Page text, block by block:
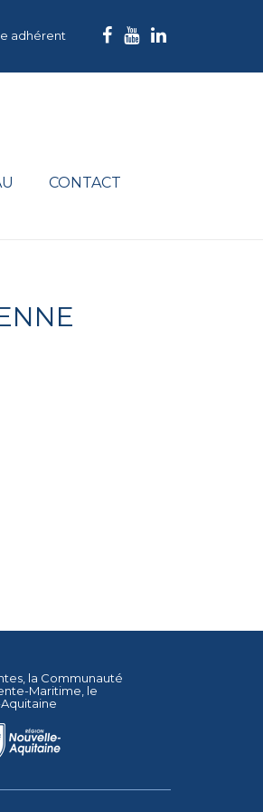
adhérent
CONTACT
, la Communauté
Maritime , le